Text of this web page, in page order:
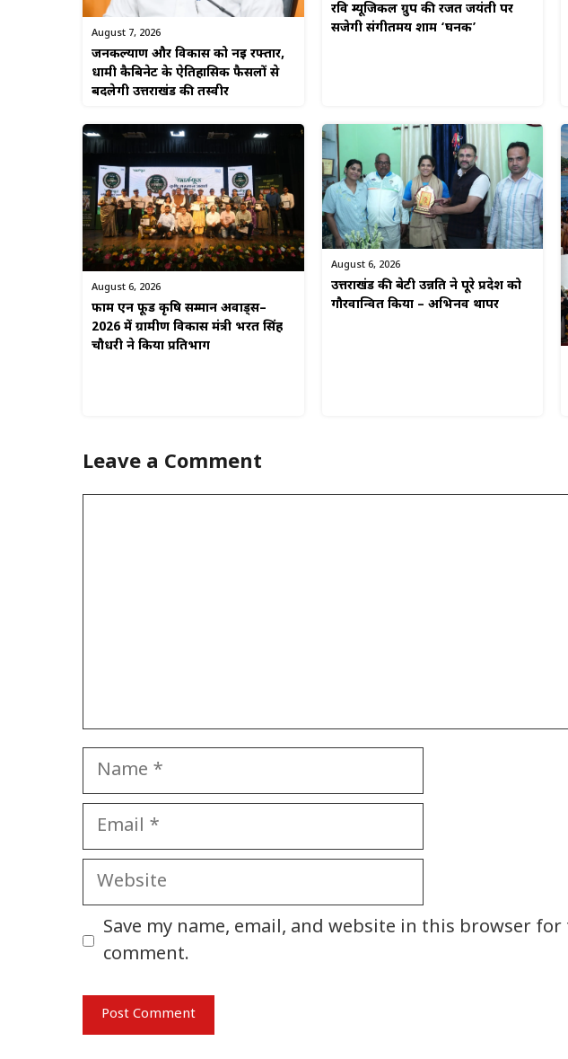
August 7, 2026
जनकल्याण और विकास को नई रफ्तार,
धामी कैबिनेट के ऐतिहासिक फैसलों से
बदलेगी उत्तराखंड की तस्वीर
रवि म्यूजिकल ग्रुप की रजत जयंती पर
सजेगी संगीतमय शाम ‘घनक’
August 6, 2026
फार्म एन फूड कृषि सम्मान अवार्ड्स–
2026 में ग्रामीण विकास मंत्री भरत सिंह
चौधरी ने किया प्रतिभाग
August 6, 2026
उत्तराखंड की बेटी उन्नति ने पूरे प्रदेश को
गौरवान्वित किया – अभिनव थापर
Leave a Comment
Name
Email
Website
Save my name, email, and website in this browser
comment.